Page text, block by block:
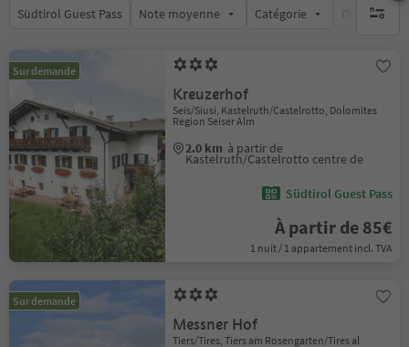
Südtirol Guest Pass Note moyenne Catégorie Options de
1 filtre
Sur demande
Kreuzerhof
Seis/Siusi, Kastelruth/Castelrotto, Dolomites
Region Seiser Alm
2.0 km à partir de
Kastelruth/Castelrotto centre de
Südtirol Guest Pass
À partir de 85€
1 nuit / 1 appartement incl. TVA
Sur demande
Messner Hof
Tiers/Tires, Tiers am Rosengarten/Tires al